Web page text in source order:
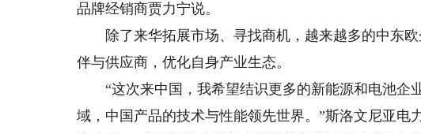
品牌经销商贾力宁说。
除了来华拓展市场、寻找商机，越来越多的中东欧
伴与供应商，优化自身产业生态。
“这次来中国，我希望结识更多的新能源和电池企
域，中国产品的技术与性能领先世界。”斯洛文尼亚电